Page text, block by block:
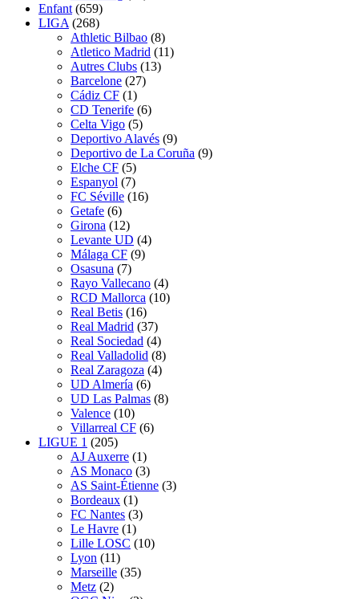
Enfant (659)
LIGA (268)
Athletic Bilbao (8)
Atletico Madrid (11)
Autres Clubs (13)
Barcelone (27)
Cádiz CF (1)
CD Tenerife (6)
Celta Vigo (5)
Deportivo Alavés (9)
Deportivo de La Coruña (9)
Elche CF (5)
Espanyol (7)
FC Séville (16)
Getafe (6)
Girona (12)
Levante UD (4)
Málaga CF (9)
Osasuna (7)
Rayo Vallecano (4)
RCD Mallorca (10)
Real Betis (16)
Real Madrid (37)
Real Sociedad (4)
Real Valladolid (8)
Real Zaragoza (4)
UD Almería (6)
UD Las Palmas (8)
Valence (10)
Villarreal CF (6)
LIGUE 1 (205)
AJ Auxerre (1)
AS Monaco (3)
AS Saint-Étienne (3)
Bordeaux (1)
FC Nantes (3)
Le Havre (1)
Lille LOSC (10)
Lyon (11)
Marseille (35)
Metz (2)